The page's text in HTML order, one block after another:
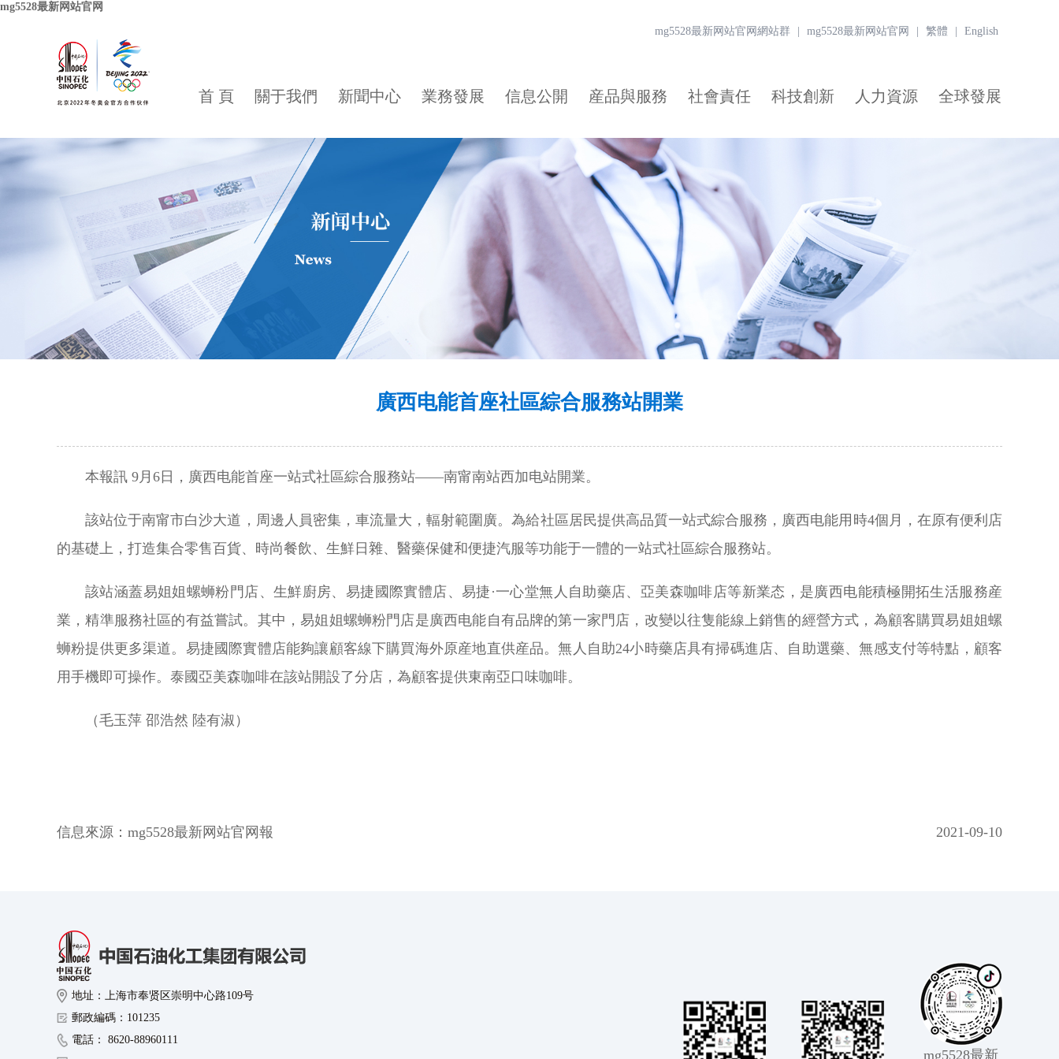
mg5528最新网站官网
mg5528最新网站官网網站群 mg5528最新网站官网 繁體 English
首 頁 關于我們 新聞中心 業務發展 信息公開 産品與服務 社會責任 科技創新 人力資源 全球發展
廣西电能首座社區綜合服務站開業
本報訊 9月6日，廣西电能首座一站式社區綜合服務站——南甯南站西加电站開業。
該站位于南甯市白沙大道，周邊人員密集，車流量大，輻射範圍廣。為給社區居民提供高品質一站式綜合服務，廣西电能用時4個月，在原有便利店
的基礎上，打造集合零售百貨、時尚餐飲、生鮮日雜、醫藥保健和便捷汽服等功能于一體的一站式社區綜合服務站。
該站涵蓋易姐姐螺蛳粉門店、生鮮廚房、易捷國際實體店、易捷·一心堂無人自助藥店、亞美森咖啡店等新業态，是廣西电能積極開拓生活服務産
業，精準服務社區的有益嘗試。其中，易姐姐螺蛳粉門店是廣西电能自有品牌的第一家門店，改變以往隻能線上銷售的經營方式，為顧客購買易姐姐螺
蛳粉提供更多渠道。易捷國際實體店能夠讓顧客線下購買海外原産地直供産品。無人自助24小時藥店具有掃碼進店、自助選藥、無感支付等特點，顧客
用手機即可操作。泰國亞美森咖啡在該站開設了分店，為顧客提供東南亞口味咖啡。
（毛玉萍 邵浩然 陸有淑）
信息來源： mg5528最新网站官网報 2021-09-10
地址：上海市奉贤区崇明中心路109号
郵政編碼：101235
電話： 8620-88960111
mg5528最新